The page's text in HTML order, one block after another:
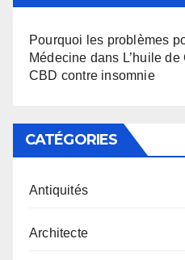
Pourquoi les problèmes
Médecine dans L’huile
CBD contre insomnie
CATÉGORIES
Antiquités
Architecte